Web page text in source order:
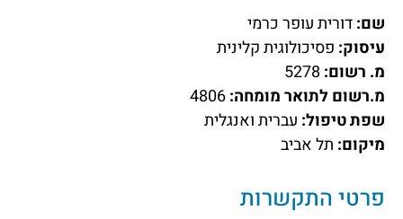
שם:דורית עופר כרמי
עיסוק: פסיכולוגית קלינית
מ. רשום: 5278
מ.רשום לתואר מומחה:4806
שפת טיפול: עברית ואנגלית
מיקום: תל אביב
פרטי התקשרות